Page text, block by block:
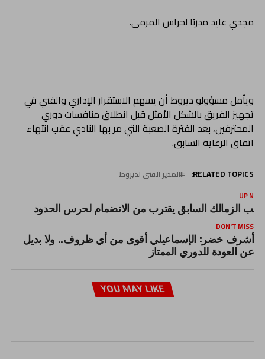
مجدي عايد مدربًا لحراس المرمى.
ويأمل مسؤولو ديروط أن يسهم الاستقرار الإداري والفني في
تجهيز الفريق بالشكل الأمثل قبل انطلاق منافسات دوري
المحترفين، بعد الفترة الصعبة التي مر بها النادي عقب انتهاء
اتفاق الرعاية السابق.
RELATED TOPICS: المدير الفنى لديروط
UP
الزمالك السابق يقترب من الانضمام لحرس الحدود
DON'T MISS
أشرف خضر: الإسماعيلي أقوى من أي ظروف.. ولا بديل
عن العودة للدوري الممتاز
YOU MAY LIKE